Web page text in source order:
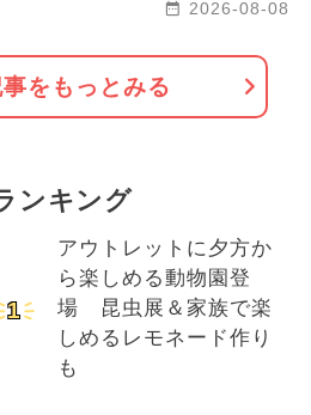
2026-08-08
をもっとみる
ンキング
1
アウトレットに夕方か
ら楽しめる動物園登
場 昆虫展＆家族で楽
しめるレモネード作り
も